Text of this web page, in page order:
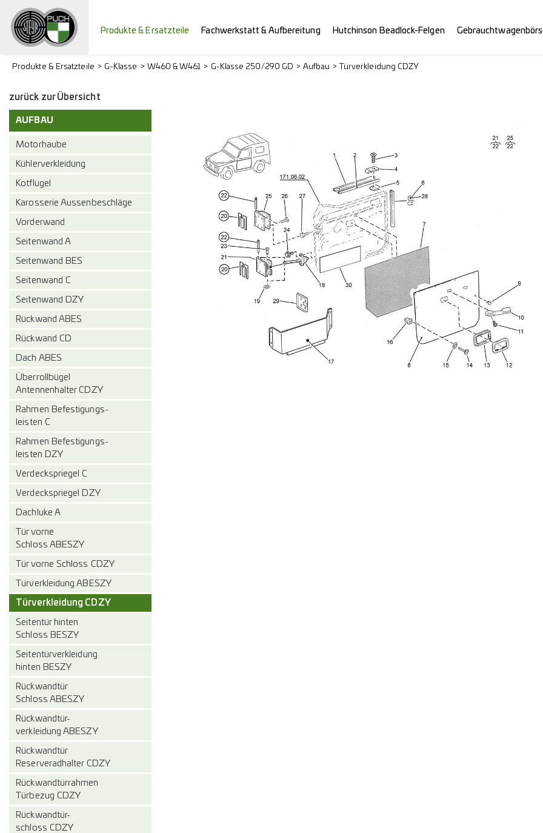
Produkte & Ersatzteile Fachwerkstatt & Aufbereitung Hutchinson Beadlock-Felgen
Produkte & Ersatzteile G-Klasse W460 & W461 G-Klasse 250/290 GD Aufbau Türverkleidung CDZY
zurück zur Übersicht
AUFBAU
Motorhaube
Kühlerverkleidung
Kotflügel
Karosserie Aussenbeschläge
Vorderwand
Seitenwand A
Seitenwand BES
Seitenwand C
Seitenwand DZY
Rückwand ABES
Rückwand CD
Dach ABES
Überrollbügel
Antennenhalter CDZY
Rahmen Befestigungs-
leisten C
Rahmen Befestigungs-
leisten DZY
Verdeckspriegel C
Verdeckspriegel DZY
Dachluke A
Tür vorne
Schloss ABESZY
Tür vorne Schloss CDZY
Türverkleidung ABESZY
Türverkleidung CDZY
Seitentür hinten
Schloss BESZY
Seitentürverkleidung
hinten BESZY
Rückwandtür
Schloss ABESZY
Rückwandtür-
verkleidung ABESZY
Rückwandtür
Reserveradhalter CDZY
Rückwandtürrahmen
Türbezug CDZY
Rückwandtür-
schloss CDZY